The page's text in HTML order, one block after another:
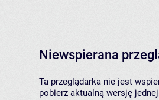
Niewspierana
Ta przeglądarka nie jest
pobierz aktualną wersję